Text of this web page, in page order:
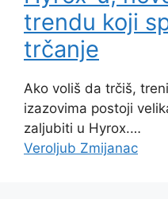
trendu koji
trčanje
Ako voliš da trčiš,
izazovima postoji
zaljubiti u Hyrox.…
Veroljub Zmijanac